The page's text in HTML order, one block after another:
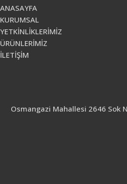
ANASAYFA
KURUMSAL
YETKİNLİKLERİMİZ
ÜRÜNLERİMİZ
İLETİŞİM
Osmangazi Mahallesi 2646 Sok